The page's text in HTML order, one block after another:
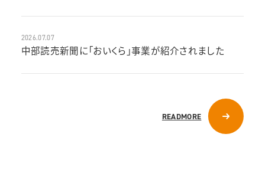
2026.07.07
中部読売新聞に「おいくら」事業が紹介されました
READMORE